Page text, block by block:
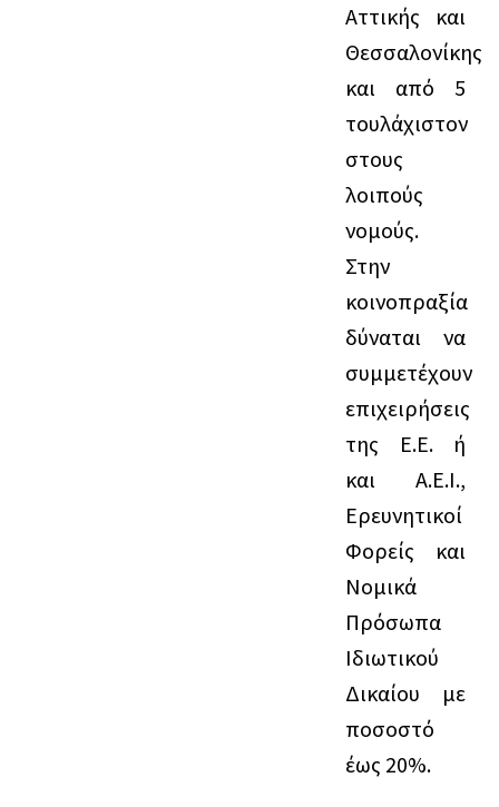
Αττικής και
Θεσσαλονίκης
και από 5
τουλάχιστον
στους
λοιπούς
νομούς.
Στην
κοινοπραξία
δύναται να
συμμετέχουν
επιχειρήσεις
της Ε.Ε. ή
και Α.Ε.Ι.,
Ερευνητικοί
Φορείς και
Νομικά
Πρόσωπα
Ιδιωτικού
Δικαίου με
ποσοστό
έως 20%.